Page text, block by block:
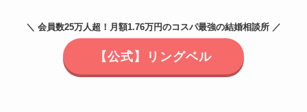
＼ 会員数25万人超！月額1.76万円のコスパ最強の結婚相談所 ／
【公式】リングベル